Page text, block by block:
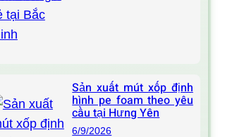
Sản xuất mút xốp định
hình pe foam theo yêu
cầu tại Hưng Yên
6/9/2026